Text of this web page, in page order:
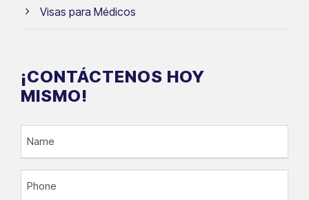
Visas para Médicos
¡CONTÁCTENOS HOY
MISMO!
m